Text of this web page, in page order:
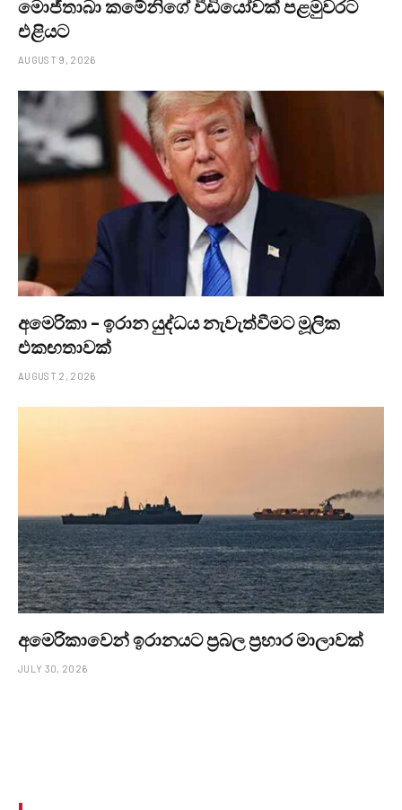
මොජ්තාබා කමේනිගේ වීඩියෝවක් පළමුවරට
එළියට
AUGUST 9, 2026
අමෙරිකා – ඉරාන යුද්ධය නැවැත්වීමට මූලික
එකඟතාවක්
AUGUST 2, 2026
අමෙරිකාවෙන් ඉරානයට ප්‍රබල ප්‍රහාර මාලාවක්
JULY 30, 2026